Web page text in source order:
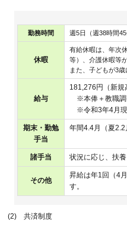
勤務時間 週5日（週38時間45
休暇
有給休暇は、年次
等）、介護休暇等
また、子どもが3
給与
181,276円（新
※本俸＋教職調
※令和3年4月
期末・勤勉
手当
年間4.4月（夏
諸手当 状況に応じ、扶
その他
昇給は年1回（4
す。
(2) 共済制度